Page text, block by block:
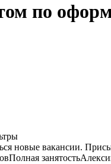
по
новые вакансии.
Полная занятость